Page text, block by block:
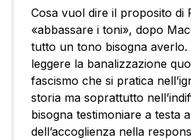
Cosa vuol dire il proposito di
«abbassare i toni», dopo
tutto un tono bisogna averlo.
leggere la banalizzazione
fascismo che si pratica
storia ma soprattutto
bisogna testimoniare a testa
dell’accoglienza nella